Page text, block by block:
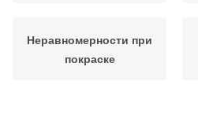
Неравномерности при
покраске